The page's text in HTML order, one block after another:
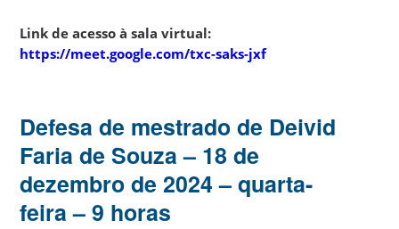
Link de acesso à sala virtual:
https://meet.google.com/txc-saks-jxf
Defesa de mestrado de Deivid
Faria de Souza – 18 de
dezembro de 2024 – quarta-
feira – 9 horas